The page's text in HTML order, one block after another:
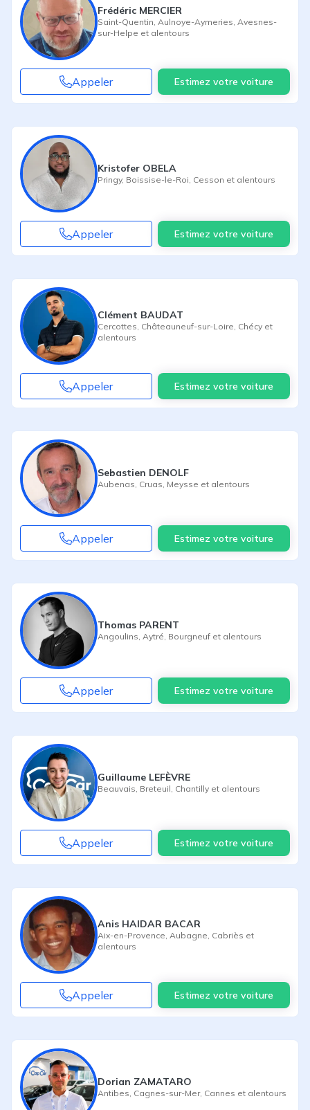
Frédéric MERCIER
Saint-Quentin Aulnoye-Aymeries Avesnes-
sur-Helpe et alentours
Appeler Estimez votre voiture
Kristofer OBELA
Pringy, Boissise-le-Roi Cesson et alentours
Appeler Estimez votre voiture
Clément BAUDAT
Cercottes Châteauneuf-sur-Loire Chécy et
alentours
Appeler Estimez votre voiture
Sebastien DENOLF
Aubenas Cruas Meysse et alentours
Appeler Estimez votre voiture
Thomas PARENT
Angoulins Aytré Bourgneuf et alentours
Appeler Estimez votre voiture
Guillaume LEFÈVRE
Beauvais Breteuil Chantilly et alentours
Appeler Estimez votre voiture
Anis HAIDAR BACAR
Aix-en-Provence Aubagne Cabriès et
alentours
Appeler Estimez votre voiture
Dorian ZAMATARO
Antibes Cagnes-sur-Mer, Cannes et alentours